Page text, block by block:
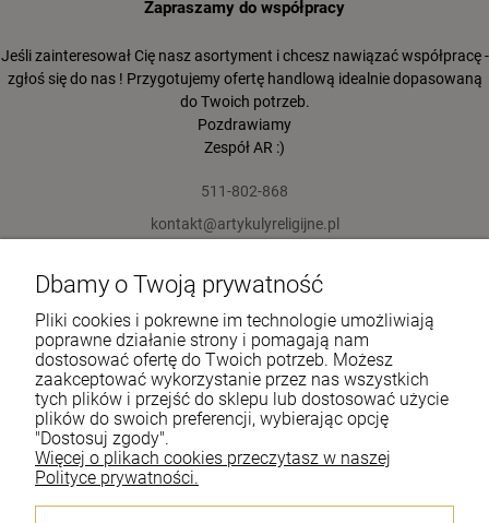
Zapraszamy do współpracy
Jeśli zainteresował Cię nasz asortyment i chcesz nawiązać współpracę -
zgłoś się do nas ! Przygotujemy ofertę handlową idealnie dopasowaną
do Twoich potrzeb.
Pozdrawiamy
Zespół AR :)
511-802-868
kontakt@artykulyreligijne.pl
Pomoc
Moje konto
Płatności i dostawa
Informacje
O nas
Dbamy o Twoją prywatność
Pliki cookies i pokrewne im technologie umożliwiają
poprawne działanie strony i pomagają nam
dostosować ofertę do Twoich potrzeb. Możesz
zaakceptować wykorzystanie przez nas wszystkich
tych plików i przejść do sklepu lub dostosować użycie
plików do swoich preferencji, wybierając opcję
"Dostosuj zgody".
Więcej o plikach cookies przeczytasz w naszej
Polityce prywatności.